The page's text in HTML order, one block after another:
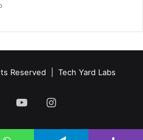
Reserved | Tech Yard Labs
YouTubeInstagram